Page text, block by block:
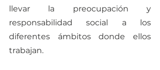
llevar la preocupación y
responsabilidad social a los
diferentes ámbitos donde ellos
trabajan.